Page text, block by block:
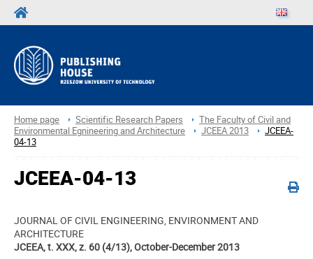
Home page Scientific Research Papers
The Faculty of Civil and
Environmental Egnineering and Architecture
JCEEA 2013
JCEEA-
04-13
JCEEA-04-13
JOURNAL OF CIVIL ENGINEERING, ENVIRONMENT AND
ARCHITECTURE
JCEEA, t. XXX, z. 60 (4/13), October-December 2013